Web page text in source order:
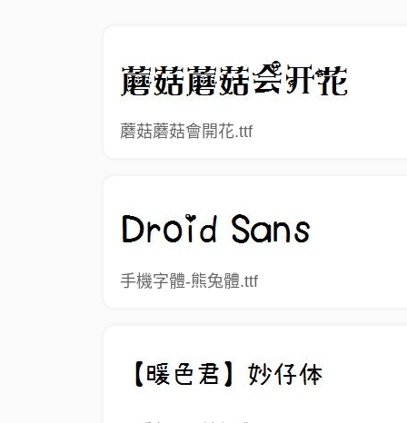
蘑菇蘑菇會開花.ttf
手機字體-熊兔體.ttf